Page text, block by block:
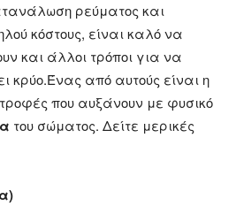
ρεύματος και
κόστους, είναι καλό να
και άλλοι τρόποι για να
κρύο.Ένας από αυτούς είναι η
που αυξάνουν με φυσικό
του σώματος. Δείτε μερικές